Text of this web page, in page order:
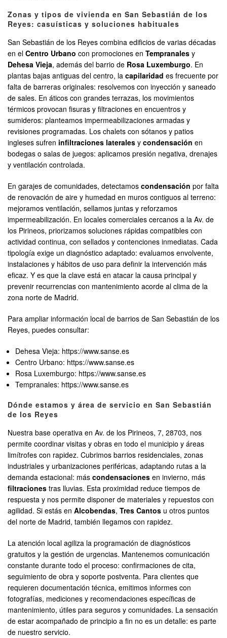
Zonas y tipos de vivienda en San Sebastián de los
Reyes: casuísticas y soluciones habituales
San Sebastián de los Reyes combina edificios de varias décadas
en el Centro Urbano con promociones en Tempranales y
Dehesa Vieja, además del barrio de Rosa Luxemburgo. En
plantas bajas antiguas del centro, la capilaridad es frecuente por
falta de barreras originales: resolvemos con inyección y saneado
de sales. En áticos con grandes terrazas, los movimientos
térmicos provocan fisuras y filtraciones en encuentros y
sumideros: planteamos impermeabilizaciones armadas y
revisiones programadas. Los chalets con sótanos y patios
ingleses sufren infiltraciones laterales y condensación en
bodegas o salas de juegos: aplicamos presión negativa, drenajes
y ventilación controlada.
En garajes de comunidades, detectamos condensación por falta
de renovación de aire y humedad en muros contiguos al terreno:
mejoramos ventilación, sellamos juntas y reforzamos
impermeabilización. En locales comerciales cercanos a la Av. de
los Pirineos, priorizamos soluciones rápidas compatibles con
actividad continua, con sellados y contenciones inmediatas. Cada
tipología exige un diagnóstico adaptado: evaluamos envolvente,
instalaciones y hábitos de uso para definir la intervención más
eficaz. Y es que la clave está en atacar la causa principal y
prevenir recurrencias con mantenimiento acorde al clima de la
zona norte de Madrid.
Para ampliar información local de barrios de San Sebastián de los
Reyes, puedes consultar:
Dehesa Vieja: https://www.sanse.es
Centro Urbano: https://www.sanse.es
Rosa Luxemburgo: https://www.sanse.es
Tempranales: https://www.sanse.es
Dónde estamos y área de servicio en San Sebastián
de los Reyes
Nuestra base operativa en Av. de los Pirineos, 7, 28703, nos
permite coordinar visitas y obras en todo el municipio y áreas
limítrofes con rapidez. Cubrimos barrios residenciales, zonas
industriales y urbanizaciones periféricas, adaptando rutas a la
demanda estacional: más condensaciones en invierno, más
filtraciones tras lluvias. Esta proximidad reduce tiempos de
respuesta y nos permite disponer de materiales y repuestos con
agilidad. Si estás en Alcobendas, Tres Cantos u otros puntos
del norte de Madrid, también llegamos con rapidez.
La atención local agiliza la programación de diagnósticos
gratuitos y la gestión de urgencias. Mantenemos comunicación
constante durante todo el proceso: confirmaciones de cita,
seguimiento de obra y soporte postventa. Para clientes que
requieren documentación técnica, emitimos informes con
fotografías, mediciones y recomendaciones específicas de
mantenimiento, útiles para seguros y comunidades. La sensación
de estar acompañado de principio a fin no es un detalle: es parte
de nuestro servicio.